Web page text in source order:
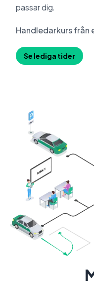
passar dig.
Handledarkurs från
Se lediga tider